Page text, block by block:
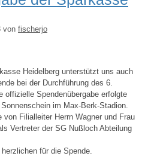
von fischerjo
Heidelberg unterstützt uns auch
bei der Durchführung des 6.
offizielle Spendenübergabe erfolgte
im Max-Berk-Stadion.
von Filialleiter Herrn Wagner und Frau
Vertreter der SG Nußloch Abteilung
für die Spende.